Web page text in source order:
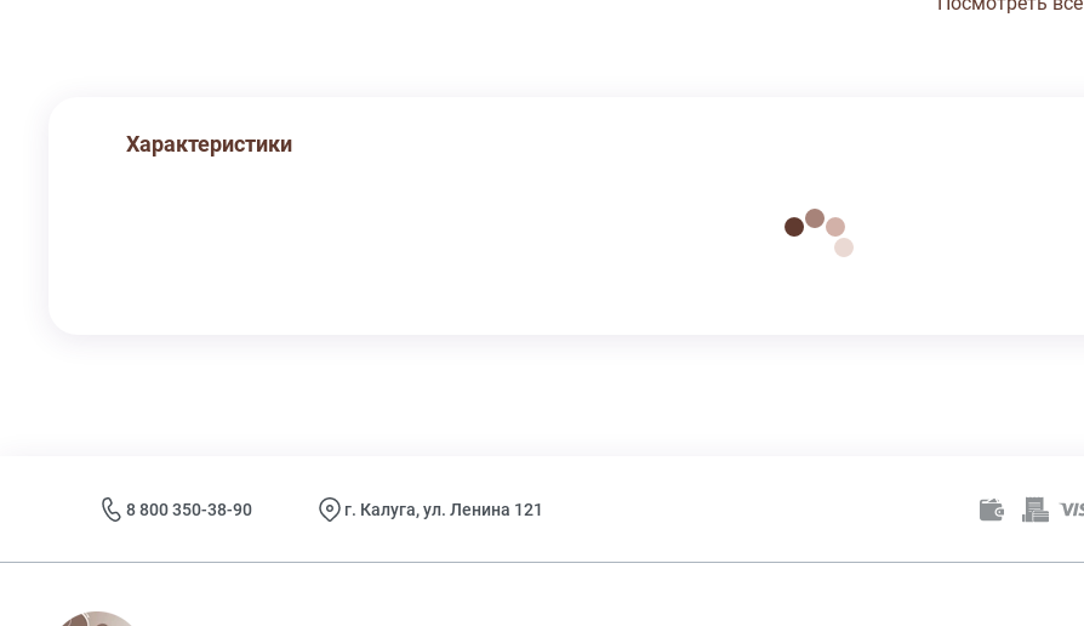
Характеристики
8 800 350-38-90 г. Калуга, ул. Ленина 121